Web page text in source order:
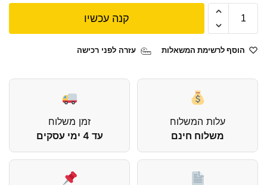
קנה עכשיו
הוסף לרשימת המשאלות עזרה לפני רכישה
עלות המשלוח
משלוח חינם
זמן משלוח
עד 4 ימי עסקים